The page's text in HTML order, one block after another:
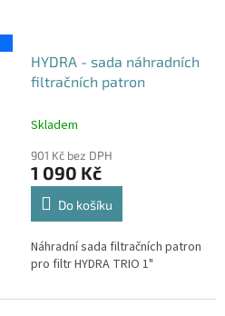
HYDRA - sada náhradních
filtračních patron
Skladem
901 Kč bez DPH
1 090 Kč
Do košíku
Náhradní sada filtračních patron
pro filtr HYDRA TRIO 1"